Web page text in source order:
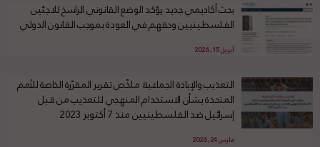
بحث أكاديمي جديد يؤكد الوضع القانوني الراسخ للاجئين
الفلسطينيين وحقهم في العودة بموجب القانون الدولي
أبريل 15, 2026
التعذيب والإبادة الجماعية: ملخّص تقرير المقرّرة الخاصة للأمم
المتحدة بشأن الاستخدام المنهجي للتعذيب من قبل
إسرائيل ضد الفلسطينيين منذ 7 أكتوبر 2023
مارس 24, 2026